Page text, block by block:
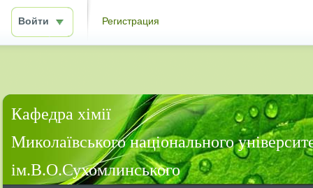
Войти Регистрация
Кафедра хімії
Миколаївського національного
ім.В.О.Сухомлинського